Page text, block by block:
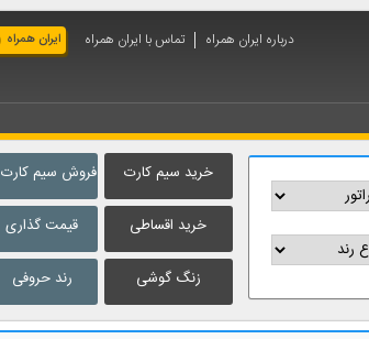
ایران همراه درباره ایران همراه تماس با ایران همراه
فروش سیم کارت
قیمت گذاری
رند حروفی
خرید سیم کارت
خرید اقساطی
زنگ گوشی